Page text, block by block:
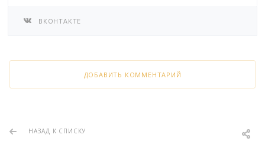
ВКОНТАКТЕ
ДОБАВИТЬ КОММЕНТАРИЙ
НАЗАД К СПИСКУ